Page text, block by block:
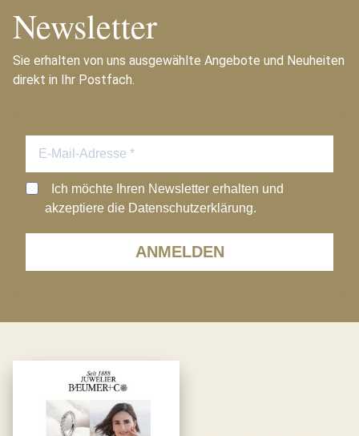
Newsletter
Sie erhalten von uns ausgewählte Angebote und Neuheiten
direkt in Ihr Postfach.
ANMELDEN
Ich möchte Ihren Newsletter erhalten und
akzeptiere die Datenschutzerklärung.